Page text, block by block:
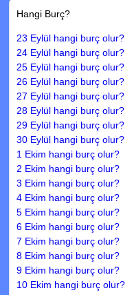
Hangi Burç?
23 Eylül hangi burç olur?
24 Eylül hangi burç olur?
25 Eylül hangi burç olur?
26 Eylül hangi burç olur?
27 Eylül hangi burç olur?
28 Eylül hangi burç olur?
29 Eylül hangi burç olur?
30 Eylül hangi burç olur?
1 Ekim hangi burç olur?
2 Ekim hangi burç olur?
3 Ekim hangi burç olur?
4 Ekim hangi burç olur?
5 Ekim hangi burç olur?
6 Ekim hangi burç olur?
7 Ekim hangi burç olur?
8 Ekim hangi burç olur?
9 Ekim hangi burç olur?
10 Ekim hangi burç olur?